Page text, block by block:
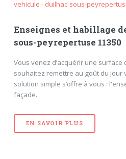
Enseignes et habillage
sous-peyrepertuse 11350
Vous venez d’acquérir une
souhaitez remettre au goût du jour
solution simple s’offre à vous :
façade.
EN SAVOIR PLUS